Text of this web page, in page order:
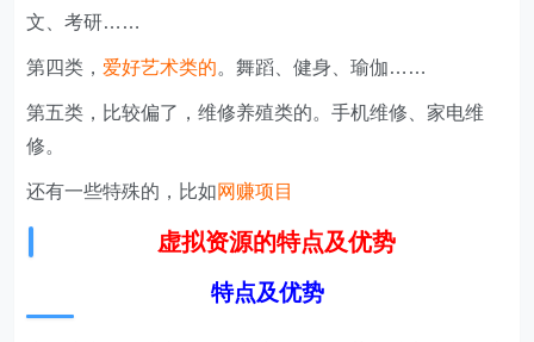
文、考研……
第四类， 爱好艺术类的。舞蹈、健身、瑜伽……
第五类，比较偏了，维修养殖类的。手机维修、家电维
修。
还有一些特殊的，比如网赚项目
虚拟资源的特点及优势
特点及优势